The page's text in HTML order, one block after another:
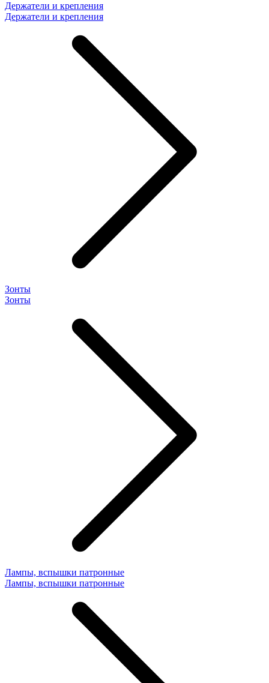
Держатели и крепления
Держатели и крепления
Зонты
Зонты
Лампы, вспышки патронные
Лампы, вспышки патронные